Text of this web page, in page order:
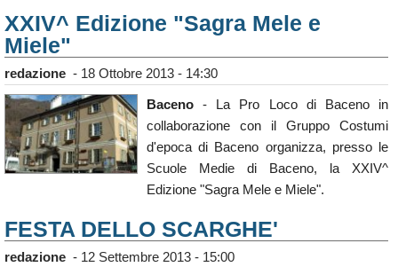
XXIV^ Edizione "Sagra Mele e
Miele"
redazione - 18 Ottobre 2013 - 14:30
Baceno - La Pro Loco di Baceno in
collaborazione con il Gruppo Costumi
d'epoca di Baceno organizza, presso le
Scuole Medie di Baceno, la XXIV^
Edizione "Sagra Mele e Miele".
FESTA DELLO SCARGHE'
redazione - 12 Settembre 2013 - 15:00